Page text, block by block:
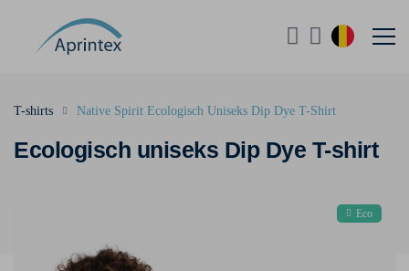
Ecologisch uniseks Dip Dye T-shirt
T-shirts Native Spirit Ecologisch Uniseks Dip Dye T-Shirt
Eco